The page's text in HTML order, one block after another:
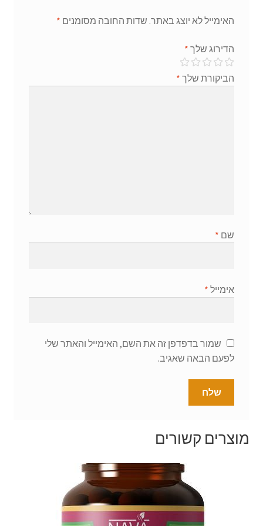
האימייל לא יוצג באתר. שדות החובה מסומנים *
הדירוג שלך *
הביקורת שלך *
שם *
אימייל *
שמור בדפדפן זה את השם, האימייל והאתר שלי
לפעם הבאה שאגיב.
מוצרים קשורים